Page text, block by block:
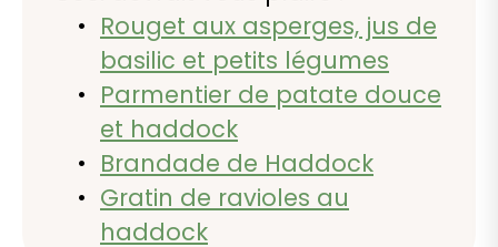
Rouget aux asperges, jus de
basilic et petits légumes
Parmentier de patate douce
et haddock
Brandade de Haddock
Gratin de ravioles au
haddock